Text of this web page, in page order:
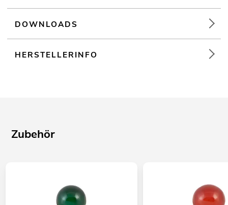
DOWNLOADS
HERSTELLERINFO
Zubehör